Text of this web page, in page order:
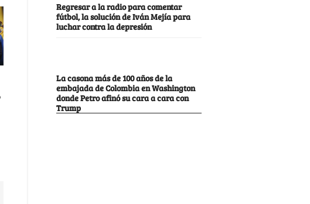
Regresar a la radio para comentar
fútbol, la solución de Iván Mejía para
luchar contra la depresión
La casona más de 100 años de la
embajada de Colombia en Washington
donde Petro afinó su cara a cara con
Trump